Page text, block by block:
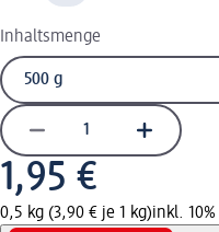
Inhaltsmenge
1,95 €
0,5 kg (3,90 € je 1 kg)inkl.